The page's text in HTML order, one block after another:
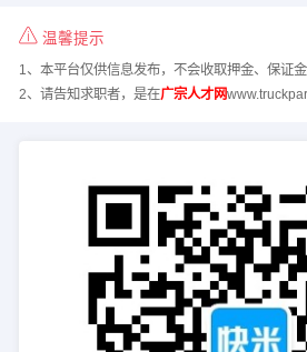
温馨提示
1、本平台仅供信息发布，不会收取押金、保证金
2、请告知求职者，是在广宗人才网